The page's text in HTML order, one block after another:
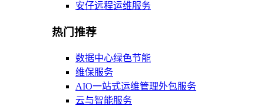
安仔远程运维服务
热门推荐
数据中心绿色节能
维保服务
AIO一站式运维管理外包服务
云与智能服务